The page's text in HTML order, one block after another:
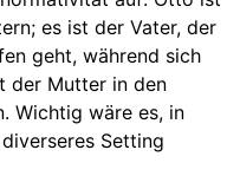
es ist der Vater, der
geht, während sich
der Mutter in den
Wichtig wäre es, in
Setting